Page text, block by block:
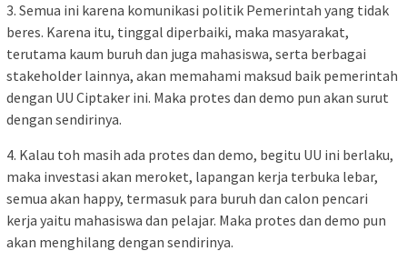
3. Semua ini karena komunikasi politik Pemerintah yang tidak
beres. Karena itu, tinggal diperbaiki, maka masyarakat,
terutama kaum buruh dan juga mahasiswa, serta berbagai
stakeholder lainnya, akan memahami maksud baik pemerintah
dengan UU Ciptaker ini. Maka protes dan demo pun akan surut
dengan sendirinya.
4. Kalau toh masih ada protes dan demo, begitu UU ini berlaku,
maka investasi akan meroket, lapangan kerja terbuka lebar,
semua akan happy, termasuk para buruh dan calon pencari
kerja yaitu mahasiswa dan pelajar. Maka protes dan demo pun
akan menghilang dengan sendirinya.